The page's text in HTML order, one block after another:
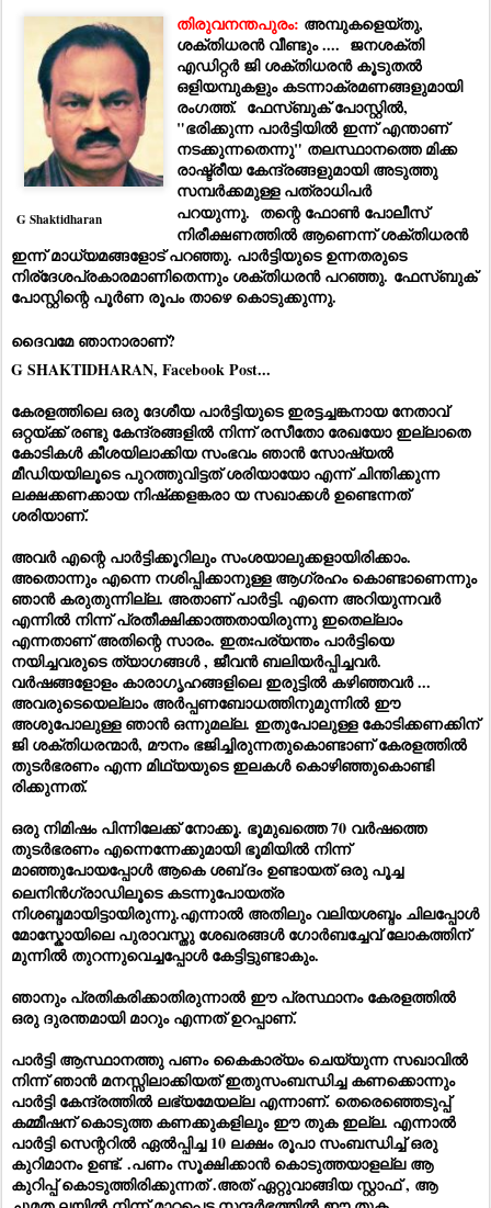
G Shaktidharan
തിരുവനന്തപുരം: അമ്പുകളെയ്തു,
ശക്തിധരൻ വീണ്ടും .... ജനശക്‌തി
എഡിറ്റർ ജി ശക്തിധരൻ കൂടുതൽ
ഒളിയമ്പുകളും കടന്നാക്രമണങ്ങളുമായി
രംഗത്ത്. ഫേസ്ബുക് പോസ്റ്റിൽ,
"ഭരിക്കുന്ന പാർട്ടിയിൽ ഇന്ന് എന്താണ്
നടക്കുന്നതെന്നു" തലസ്ഥാനത്തെ മിക്ക
രാഷ്ട്രീയ കേന്ദ്രങ്ങളുമായി അടുത്തു
സമ്പർക്കമുള്ള പത്രാധിപർ
പറയുന്നു. തന്റെ ഫോൺ പോലീസ്
നിരീക്ഷണത്തിൽ ആണെന്ന് ശക്തിധരൻ
ഇന്ന് മാധ്യമങ്ങളോട് പറഞ്ഞു. പാർട്ടിയുടെ ഉന്നതരുടെ
നിര്ദേശപ്രകാരമാണിതെന്നും ശക്തിധരൻ പറഞ്ഞു. ഫേസ്ബുക്
പോസ്റ്റിന്റെ പൂർണ രൂപം താഴെ കൊടുക്കുന്നു.
ദൈവമേ ഞാനാരാണ്?
G SHAKTIDHARAN, Facebook Post...
കേരളത്തിലെ ഒരു ദേശീയ പാർട്ടിയുടെ ഇരട്ടച്ചങ്കനായ നേതാവ്
ഒറ്റയ്ക്ക് രണ്ടു കേന്ദ്രങ്ങളിൽ നിന്ന് രസീതോ രേഖയോ ഇല്ലാതെ
കോടികൾ കീശയിലാക്കിയ സംഭവം ഞാൻ സോഷ്യൽ
മീഡിയയിലൂടെ പുറത്തുവിട്ടത്‌ ശരിയായോ എന്ന് ചിന്തിക്കുന്ന
ലക്ഷക്കണക്കായ നിഷ്‌ക്കളങ്കരാ യ സഖാക്കൾ ഉണ്ടെന്നത്
ശരിയാണ്.
അവർ എന്റെ പാർട്ടിക്കൂറിലും സംശയാലുക്കളായിരിക്കാം.
അതൊന്നും എന്നെ നശിപ്പിക്കാനുള്ള ആഗ്രഹം കൊണ്ടാണെന്നും
ഞാൻ കരുതുന്നില്ല. അതാണ് പാർട്ടി. എന്നെ അറിയുന്നവർ
എന്നിൽനിന്ന് പ്രതീക്ഷിക്കാത്തതായിരുന്നു ഇതെല്ലാം
എന്നതാണ് അതിന്റെ സാരം. ഇതഃപര്യന്തം പാർട്ടിയെ
നയിച്ചവരുടെ ത്യാഗങ്ങൾ , ജീവൻ ബലിയർപ്പിച്ചവർ.
വർഷങ്ങളോളം കാരാഗൃഹങ്ങളിലെ ഇരുട്ടിൽ കഴിഞ്ഞവർ ...
അവരുടെയെല്ലാം അർപ്പണബോധത്തിനുമുന്നിൽ ഈ
അശുപോലുള്ള ഞാൻ ഒന്നുമല്ല. ഇതുപോലുള്ള കോടിക്കണക്കിന്
ജി ശക്തിധരന്മാർ, മൗനം ഭജിച്ചിരുന്നതുകൊണ്ടാണ് കേരളത്തിൽ
തുടർഭരണം എന്ന മിഥ്യയുടെ ഇലകൾ കൊഴിഞ്ഞുകൊണ്ടി
രിക്കുന്നത്.
ഒരു നിമിഷം പിന്നിലേക്ക് നോക്കൂ. ഭൂമുഖത്തെ 70 വർഷത്തെ
തുടർഭരണം എന്നെന്നേക്കുമായി ഭൂമിയിൽ നിന്ന്
മാഞ്ഞുപോയപ്പോൾ ആകെ ശബ്ദം ഉണ്ടായത് ഒരു പൂച്ച
ലെനിൻഗ്രാഡിലൂടെ കടന്നുപോയത്ര
നിശബ്ദമായിട്ടായിരുന്നു.എന്നാൽ അതിലും വലിയശബ്ദം ചിലപ്പോൾ
മോസ്കോയിലെ പുരാവസ്തു ശേഖരങ്ങൾ ഗോർബച്ചേവ് ലോകത്തിന്
മുന്നിൽ തുറന്നുവെച്ചപ്പോൾ കേട്ടിട്ടുണ്ടാകും.
ഞാനും പ്രതികരിക്കാതിരുന്നാൽ ഈ പ്രസ്ഥാനം കേരളത്തിൽ
ഒരു ദുരന്തമായി മാറും എന്നത് ഉറപ്പാണ്.
പാർട്ടി ആസ്ഥാനത്തു പണം കൈകാര്യം ചെയ്യുന്ന സഖാവിൽ
നിന്ന് ഞാൻ മനസ്സിലാക്കിയത് ഇതുസംബന്ധിച്ച കണക്കൊന്നും
പാർട്ടി കേന്ദ്രത്തിൽ ലഭ്യമേയല്ല എന്നാണ്. തെരെഞ്ഞെടുപ്പ്
കമ്മീഷന് കൊടുത്ത കണക്കുകളിലും ഈ തുക ഇല്ല. എന്നാൽ
പാർട്ടി സെന്ററിൽ ഏൽപ്പിച്ച 10 ലക്ഷം രൂപാ സംബന്ധിച്ച് ഒരു
കുറിമാനം ഉണ്ട്. .പണം സൂക്ഷിക്കാൻ കൊടുത്തയാളല്ല ആ
കുറിപ്പ് കൊടുത്തിരിക്കുന്നത് .അത് ഏറ്റുവാങ്ങിയ സ്റ്റാഫ് , ആ